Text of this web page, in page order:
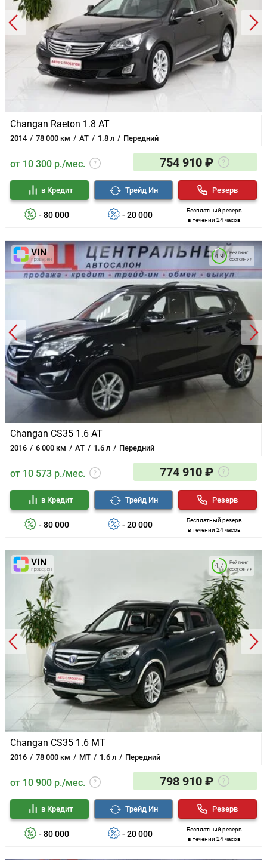
Changan Raeton 1.8 AT
2014 78 000 км AT 1.8 л Передний
от 10 300 р./мес. 754 910 ₽
- 80 000
в Кредит
- 20 000
Трейд Ин
Бесплатный резерв
в течении 24 часов
Резерв
Changan CS35 1.6 AT
2016 6 000 км AT 1.6 л Передний
Рейтинг
состояния
4.9
от 10 573 р./мес. 774 910 ₽
- 80 000
в Кредит
- 20 000
Трейд Ин
Бесплатный резерв
в течении 24 часов
Резерв
Changan CS35 1.6 MT
2016 78 000 км MT 1.6 л Передний
Рейтинг
состояния
4.7
от 10 900 р./мес. 798 910 ₽
- 80 000
в Кредит
- 20 000
Трейд Ин
Бесплатный резерв
в течении 24 часов
Резерв